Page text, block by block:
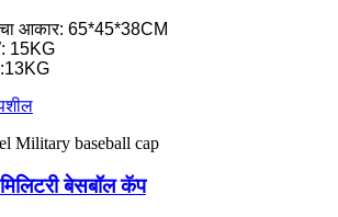
आकार: 65*45*38CM
15KG
बेसबॉल कॅप